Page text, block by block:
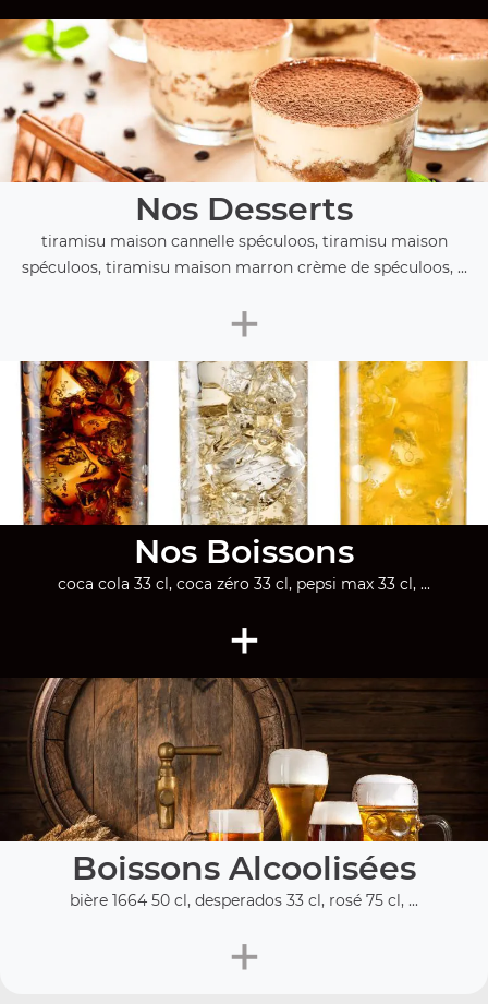
Nos Desserts
tiramisu maison cannelle spéculoos, tiramisu maison
spéculoos, tiramisu maison marron crème de spéculoos, ...
+
Nos Boissons
coca cola 33 cl, coca zéro 33 cl, pepsi max 33 cl, ...
+
Boissons Alcoolisées
bière 1664 50 cl, desperados 33 cl, rosé 75 cl, ...
+